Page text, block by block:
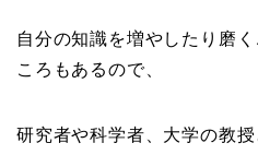
自分の知識を増やしたり磨
ころもあるので、
研究者や科学者、大学の教